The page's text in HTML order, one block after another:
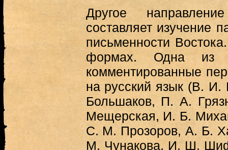
Другое
составляет изучение
письменности
формах. Одна из
комментированные
на русский язык (В.
Большаков, П. А.
Мещерская, И. Б.
С. М. Прозоров, А. Б.
М. Чунакова, И. Ш.